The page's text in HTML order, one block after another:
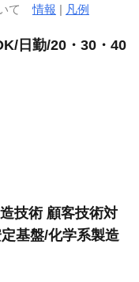
いて情報 | 凡例
日勤/20・30・40
技術 顧客技術対
基盤/化学系製造